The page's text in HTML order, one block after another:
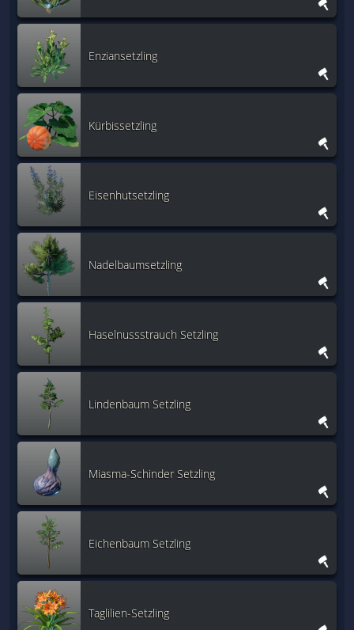
Enziansetzling
Kürbissetzling
Eisenhutsetzling
Nadelbaumsetzling
Haselnussstrauch Setzling
Lindenbaum Setzling
Miasma-Schinder Setzling
Eichenbaum Setzling
Taglilien-Setzling